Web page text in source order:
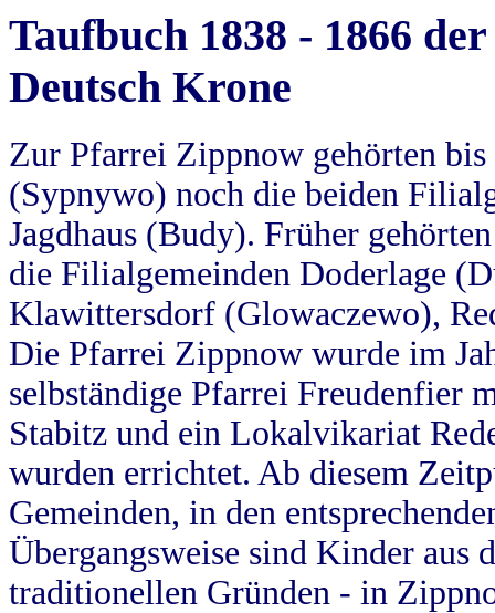
Taufbuch 1838 - 1866
Deutsch Krone
Zur Pfarrei Zippnow gehörten
(Sypnywo) noch die beiden
Jagdhaus (Budy). Früher
die Filialgemeinden Doderlage
Klawittersdorf (Glowaczewo),
Die Pfarrei Zippnow wurde im
selbständige Pfarrei Freudenfier
Stabitz und ein Lokalvikariat
wurden errichtet. Ab diesem
Gemeinden, in den
Übergangsweise sind Kinder aus
traditionellen Gründen - in